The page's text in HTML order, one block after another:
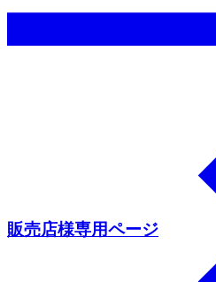
販売店様専用ページ